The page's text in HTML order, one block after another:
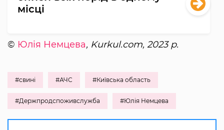
місці
© Юлія Немцева, Kurkul.com, 2023 р.
#свині #АЧС #Київська область
#Держпродспоживслужба #Юлія Немцева